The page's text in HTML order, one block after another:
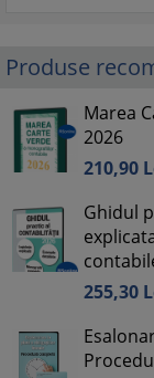
Produse
Marea
2026
210,90
Ghidul
255,30